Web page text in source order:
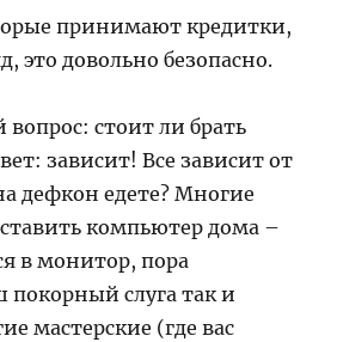
принимают кредитки,
это довольно безопасно.
вопрос: стоит ли брать
зависит! Все зависит от
дефкон едете? Многие
компьютер дома –
в монитор, пора
покорный слуга так и
мастерские (где вас